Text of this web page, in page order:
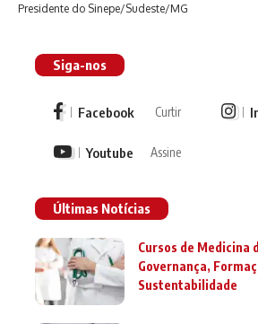
Presidente do Sinepe/Sudeste/MG
Siga-nos
Facebook Curtir
Youtube Assine
Últimas Notícias
Cursos de Medicina
Governança,
Sustentabilidade